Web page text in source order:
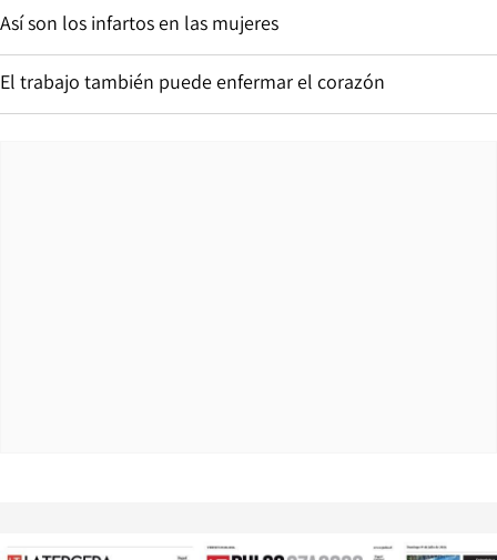
Así son los infartos en las mujeres
El trabajo también puede enfermar el corazón
Opens in new window Opens in